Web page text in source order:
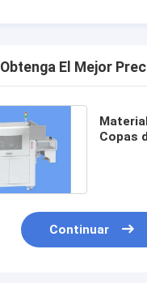
Obtenga El Mejor
Copas
Continuar